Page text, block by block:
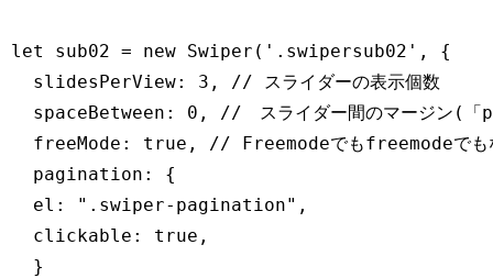
let sub02 = new Swiper ( '.swipersub02' ,
{
slidesPerView: 3 ,
// スライダーの表示個数
spaceBetween : 0 ,
//　スライダー間のマージン(「
freeMode : true ,
// Freemodeでもfreemodeでも
pagination :
{
el : ".swiper-pagination" ,
clickable : true ,
}